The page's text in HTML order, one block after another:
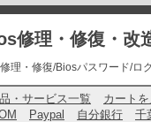
修理・修復・改
理・修復/Biosパスワード/ロ
・サービス一覧 カート
Paypal 自分銀行 千